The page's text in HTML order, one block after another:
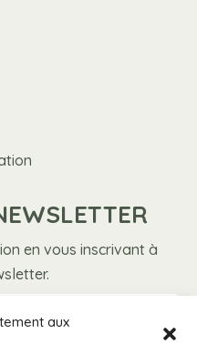
aux
en vous inscrivant à